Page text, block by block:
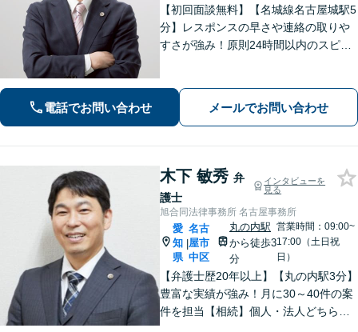
【初回面談無料】【名城線名古屋城駅5
分】レスポンスの早さや連絡の取りや
すさが強み！原則24時間以内のスピー
費など幅広く対応できます【相続遺
言】不動産業者や司法書士とも連携可
電話でお問い合わせ メールでお問い合わせ
木下 敏秀 弁
護士
インタビューを
見る
旭合同法律事務所 名古屋事務所
愛
知
県
|
名古
屋市
中区
丸の内駅
から徒歩3
分
営業時間：09:00~
17:00（土日祝
日）
【弁護士歴20年以上】【丸の内駅3分】
豊富な実績が強み！月に30～40件の案
件を担当【相続】個人・法人どちらの